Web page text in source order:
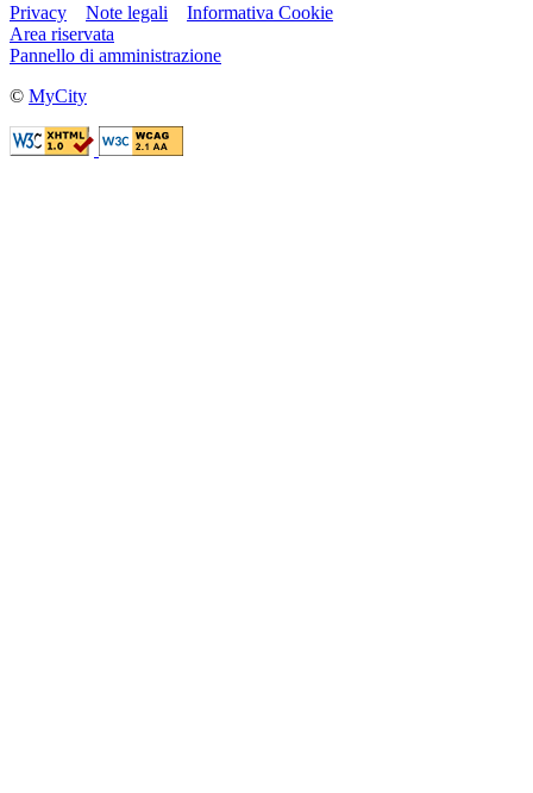
Privacy Note legali
Informativa Cookie
Area riservata
Pannello di amministrazione
© MyCity